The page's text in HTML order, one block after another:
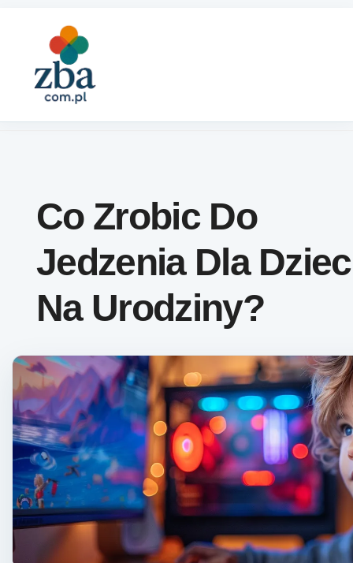
Co Zrobic Do
Jedzenia Dla
Na Urodziny?